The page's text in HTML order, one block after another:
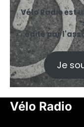
Vélo Radio est
édité par
Je
Vélo Radio